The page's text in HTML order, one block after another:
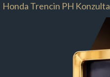
Honda Trencin PH Konzulta